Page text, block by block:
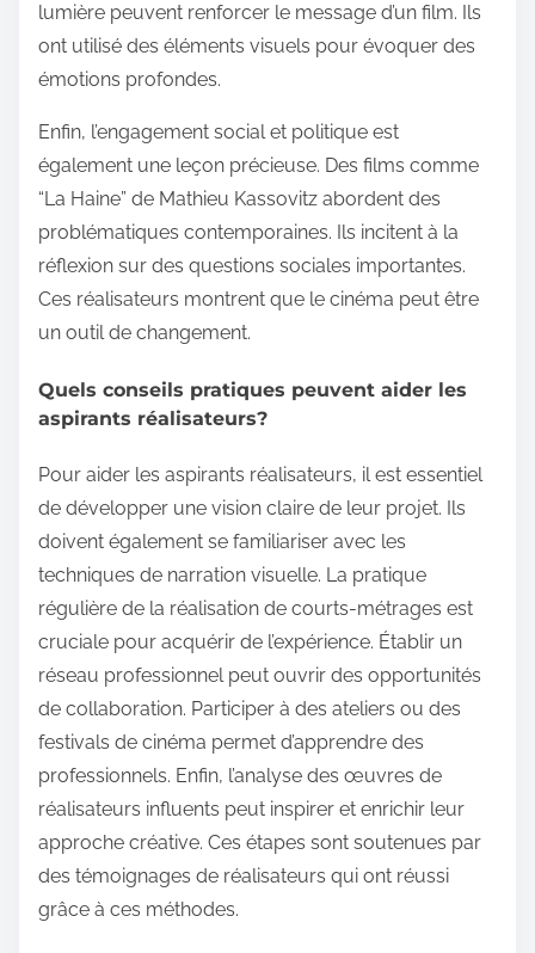
lumière peuvent renforcer le message d’un film. Ils
ont utilisé des éléments visuels pour évoquer des
émotions profondes.
Enfin, l’engagement social et politique est
également une leçon précieuse. Des films comme
“La Haine” de Mathieu Kassovitz abordent des
problématiques contemporaines. Ils incitent à la
réflexion sur des questions sociales importantes.
Ces réalisateurs montrent que le cinéma peut être
un outil de changement.
Quels conseils pratiques peuvent aider les
aspirants réalisateurs?
Pour aider les aspirants réalisateurs, il est essentiel
de développer une vision claire de leur projet. Ils
doivent également se familiariser avec les
techniques de narration visuelle. La pratique
régulière de la réalisation de courts-métrages est
cruciale pour acquérir de l’expérience. Établir un
réseau professionnel peut ouvrir des opportunités
de collaboration. Participer à des ateliers ou des
festivals de cinéma permet d’apprendre des
professionnels. Enfin, l’analyse des œuvres de
réalisateurs influents peut inspirer et enrichir leur
approche créative. Ces étapes sont soutenues par
des témoignages de réalisateurs qui ont réussi
grâce à ces méthodes.